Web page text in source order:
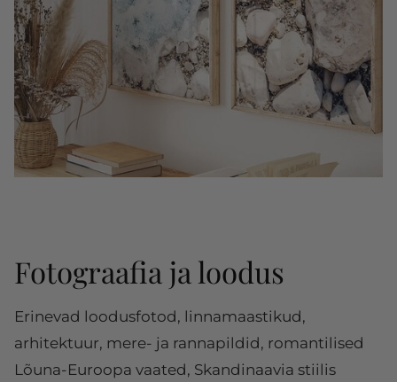
Fotograafia ja loodus
Erinevad loodusfotod, linnamaastikud,
arhitektuur, mere- ja rannapildid, romantilised
Lõuna-Euroopa vaated, Skandinaavia stiilis